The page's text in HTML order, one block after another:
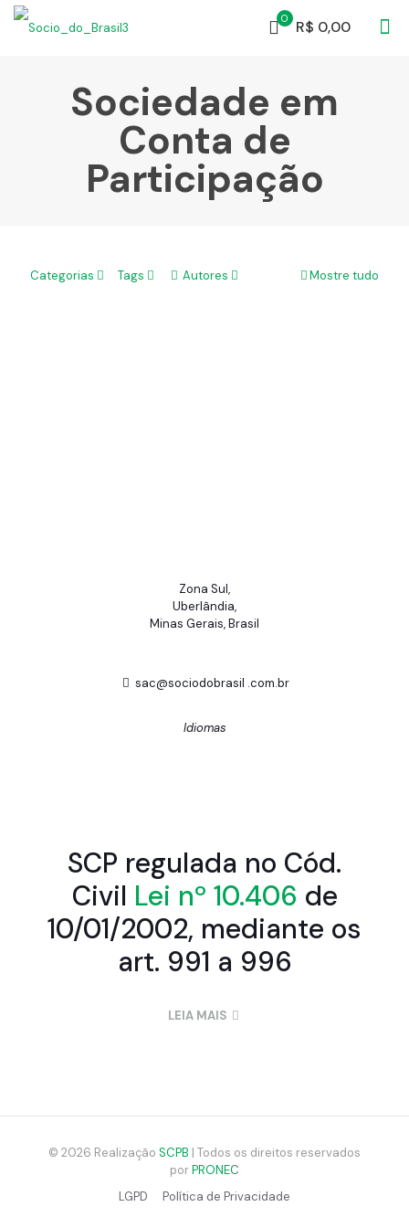
0 R$ 0,00
Sociedade em
Conta de
Participação
Categorias Tags Autores Mostre tudo
Investir na SCP – Sociedade em Conta de
Zona Sul,
Uberlândia,
Minas Gerais, Brasil
sac@sociodobrasil .com.br
Idiomas
SCP regulada no Cód.
Civil Lei nº 10.406 de
10/01/2002, mediante os
art. 991 a 996
LEIA MAIS
© 2026 Realização SCPB | Todos os direitos reservados
porPRONEC
LGPD
Política de Privacidade